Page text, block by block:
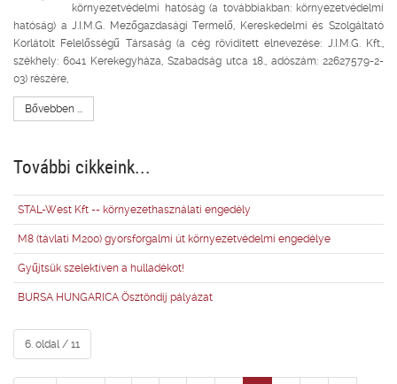
környezetvédelmi hatóság (a továbbiakban: környezetvédelmi
hatóság) a J.I.M.G. Mezőgazdasági Termelő, Kereskedelmi és Szolgáltató
Korlátolt Felelősségű Társaság (a cég rövidített elnevezése: J.I.M.G. Kft.,
székhely: 6041 Kerekegyháza, Szabadság utca 18., adószám: 22627579-2-
03) részére,
Bővebben ...
További cikkeink...
STAL-West Kft -- környezethasználati engedély
M8 (távlati M200) gyorsforgalmi út környezetvédelmi engedélye
Gyűjtsük szelektíven a hulladékot!
BURSA HUNGARICA Ösztöndíj pályázat
6. oldal / 11